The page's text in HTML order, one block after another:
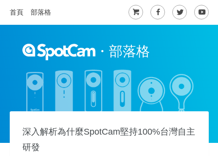
首頁 部落格
・ 部落格
深入解析為什麼SpotCam堅持100%台灣自主
研發